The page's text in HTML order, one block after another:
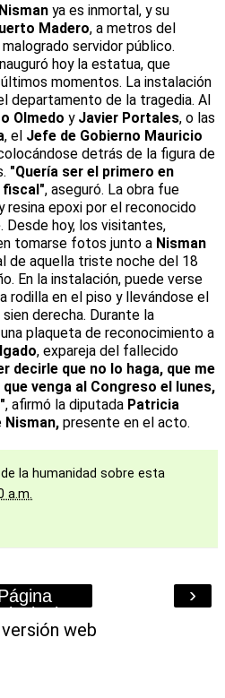
ya es inmortal, y su
Madero, a metros del
servidor público.
hoy la estatua, que
momentos. La instalación
departamento de la tragedia. Al
Olmedo y Javier Portales, o las
, el Jefe de Gobierno Mauricio
detrás de la figura de
"Quería ser el primero en
fiscal", aseguró. La obra fue
resina epoxi por el reconocido
. Desde hoy, los visitantes,
tomarse fotos junto a Nisman
de aquella triste noche del 18
En la instalación, puede verse
rodilla en el piso y llevándose el
sien derecha. Durante la
plaqueta de reconocimiento a
, expareja del fallecido
decirle que no lo haga, que me
venga al Congreso el lunes,
, afirmó la diputada Patricia
Nisman, presente en el acto.
la humanidad sobre esta
a.m.
›
web